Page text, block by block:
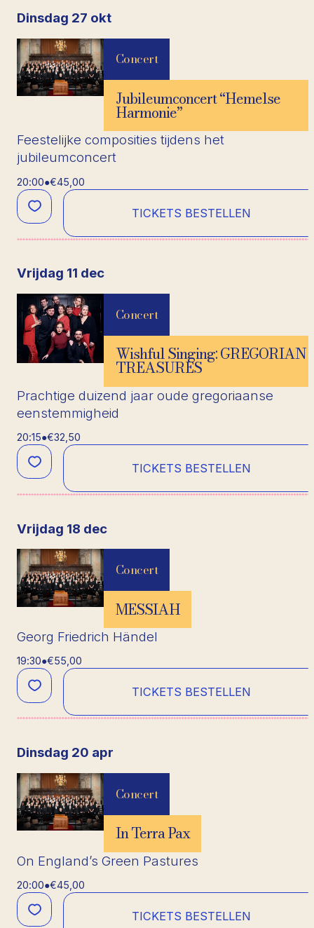
dinsdag 27 okt
Concert
Jubileumconcert “Hemelse
Harmonie”
Feestelijke composities tijdens het
jubileumconcert
20:00●€45,00
TICKETS BESTELLEN
vrijdag 11 dec
Concert
Wishful Singing: GREGORIAN
TREASURES
Prachtige duizend jaar oude gregoriaanse
eenstemmigheid
20:15●€32,50
TICKETS BESTELLEN
vrijdag 18 dec
Concert
MESSIAH
Georg Friedrich Händel
19:30●€55,00
TICKETS BESTELLEN
dinsdag 20 apr
Concert
In Terra Pax
On England’s Green Pastures
20:00●€45,00
TICKETS BESTELLEN